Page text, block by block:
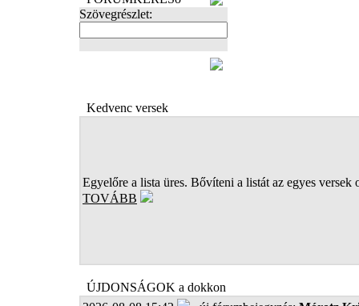
Szövegrészlet:
Kedvenc versek
Egyelőre a lista üres. Bővíteni a listát az egyes versek
TOVÁBB
ÚJDONSÁGOK a dokkon